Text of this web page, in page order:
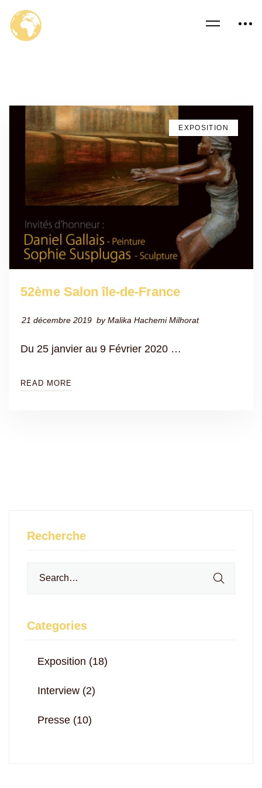
EXPOSITION
52ème Salon île-de-France
21 décembre 2019 byMalika Hachemi Milhorat
Du 25 janvier au 9 Février 2020 …
READ MORE
Recherche
Categories
Exposition (18)
Interview (2)
Presse (10)